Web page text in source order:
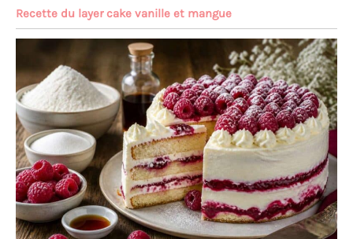
Recette du layer cake vanille et mangue